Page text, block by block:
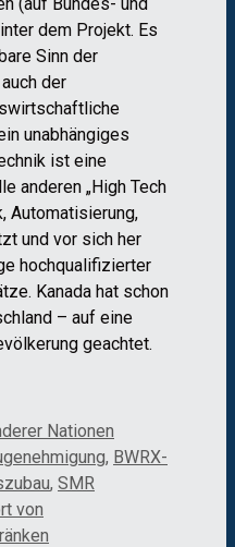
dem Projekt. Es
Sinn der
der
unabhängiges
ist eine
anderen „High Tech
Automatisierung,
und vor sich her
hochqualifizierter
Kanada hat schon
– auf eine
geachtet.
Nationen
, BWRX-
, SMR
von